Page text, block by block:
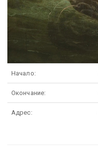
Начало:
Окончание:
Адрес: